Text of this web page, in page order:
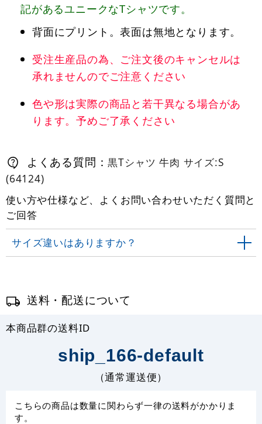
記があるユニークなTシャツです。
背面にプリント。表面は無地となります。
受注生産品の為、ご注文後のキャンセルは
承れませんのでご注意ください
色や形は実際の商品と若干異なる場合があ
ります。予めご了承ください
よくある質問：黒Tシャツ 牛肉 サイズ:S
(64124)
使い方や仕様など、よくお問い合わせいただく質問と
ご回答
サイズ違いはありますか？
送料・配送について
本商品群の送料ID
ship_166-default
（通常運送便）
こちらの商品は数量に関わらず一律の送料がかかりま
す。